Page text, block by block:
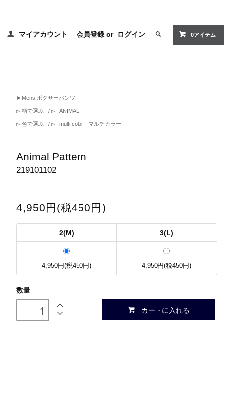
マイアカウント 会員登録 or ログイン 0アイテム
► Mens ボクサーパンツ
▻柄で選ぶ / ▻ ANIMAL
▻色で選ぶ / ▻ multi color - マルチカラー
Animal Pattern
219101102
4,950円(税450円)
2(M) 3(L)
4,950円(税450円) 4,950円(税450円)
数量
カートに入れる